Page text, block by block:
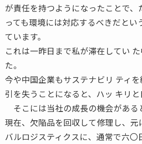
が責任を持つようになったことで、
っても環境には対応するべきだとい
ています。
これは一昨日まで私が滞在してい
た。
今や中国企業もサステナビリ ティ
引を失うことになると、ハッ キリと
そこには当社の成長の機会がある
現在、欠陥品を回収して修理し、元
バルロジスティクスに、通常で六〇